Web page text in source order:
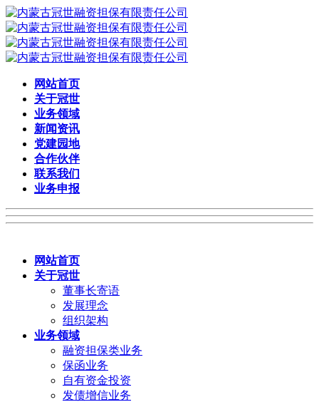
网站首页
关于冠世
业务领域
新闻资讯
党建园地
合作伙伴
联系我们
业务申报
网站首页
关于冠世
董事长寄语
发展理念
组织架构
业务领域
融资担保类业务
保函业务
自有资金投资
发债增信业务